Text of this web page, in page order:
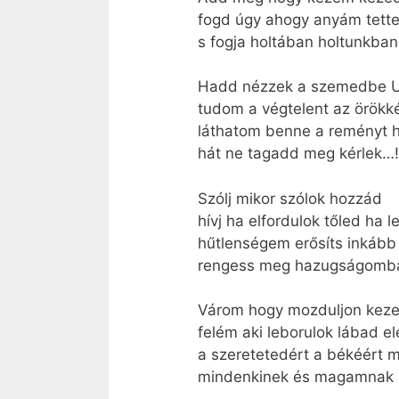
fogd úgy ahogy anyám
s fogja holtában
Hadd nézzek a szemedbe
tudom a végtelent az
láthatom benne a reményt
hát ne tagadd meg kérlek…!
Szólj mikor szólok hozzád
hívj ha elfordulok tőled ha
hűtlenségem erősíts
rengess meg
Várom hogy mozduljon
felém aki leborulok lábad
a szeretetedért a békéért
mindenkinek és magamnak